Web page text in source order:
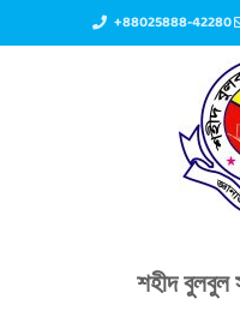
+88025888-42280
শহীদ বুলবুল